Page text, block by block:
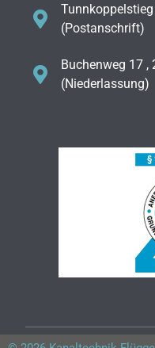
(Postanschrift)
Buchenweg 17 ,
(Niederlassung)